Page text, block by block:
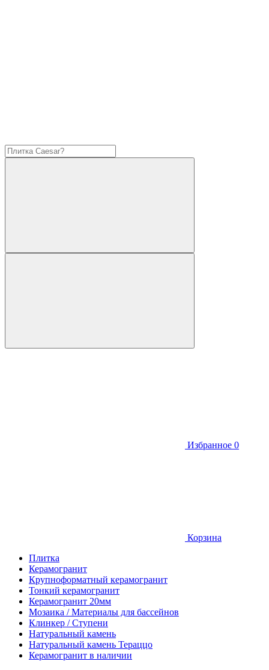
Избранное 0
Корзина
Плитка
Керамогранит
Крупноформатный керамогранит
Тонкий керамогранит
Керамогранит 20мм
Мозаика / Материалы для бассейнов
Клинкер / Ступени
Натуральный камень
Натуральный камень Тераццо
Керамогранит в наличии